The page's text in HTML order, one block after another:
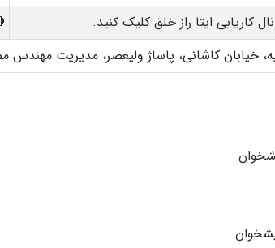
ایتا راز خلق کلیک کنید.
خیابان کاشانی، پاساژ ولیعصر، مدیریت